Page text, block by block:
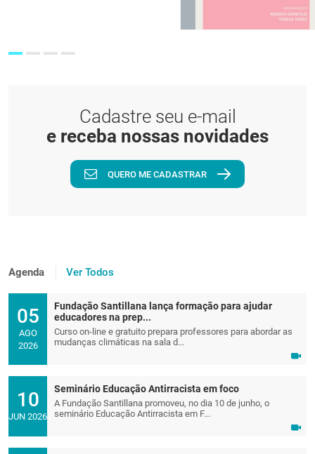
Cadastre seu e-mail
e receba nossas novidades
QUERO ME CADASTRAR
Agenda Ver Todos
05
AGO
2026
Fundação Santillana lança formação para ajudar
educadores na prep...
Curso on-line e gratuito prepara professores para abordar as
mudanças climáticas na sala d...
10
JUN 2026
Seminário Educação Antirracista em foco
A Fundação Santillana promoveu, no dia 10 de junho, o
seminário Educação Antirracista em F...